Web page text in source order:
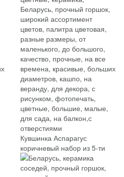
Кувшинка Аспарагус
коричневый набор из 5-ти